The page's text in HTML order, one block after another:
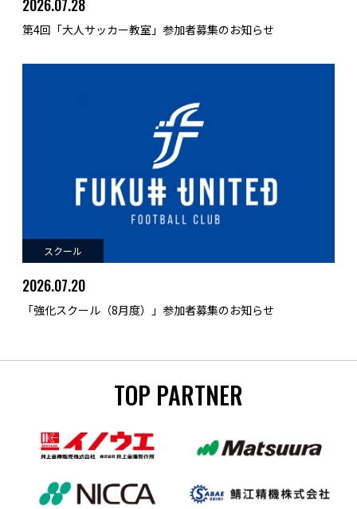
2026.07.28
第4回「大人サッカー教室」参加者募集のお知らせ
スクール
2026.07.20
「強化スクール（8月度）」参加者募集のお知らせ
TOP PARTNER